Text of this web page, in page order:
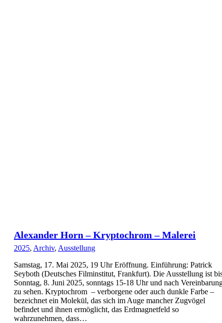
Alexander Horn – Kryptochrom – Malerei
2025, Archiv, Ausstellung
Samstag, 17. Mai 2025, 19 Uhr Eröffnung. Einführung: Patrick
Seyboth (Deutsches Filminstitut, Frankfurt). Die Ausstellung ist
Sonntag, 8. Juni 2025, sonntags 15-18 Uhr und nach
zu sehen. Kryptochrom – verborgene oder auch dunkle Farbe –
bezeichnet ein Molekül, das sich im Auge mancher Zugvögel
befindet und ihnen ermöglicht, das Erdmagnetfeld so
wahrzunehmen, dass…